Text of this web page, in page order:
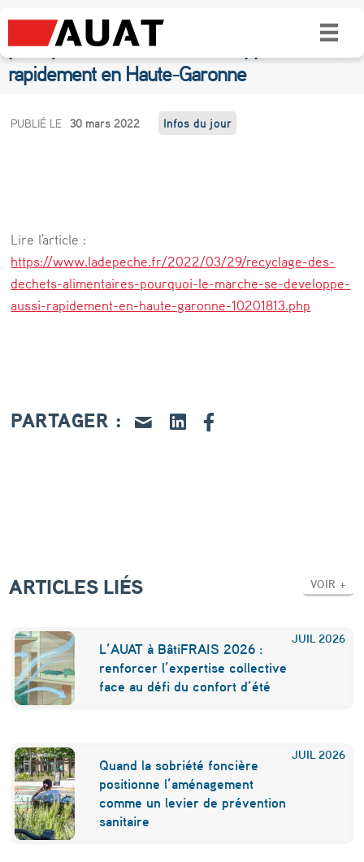
Recyclage des déchets alimentaires :
pourquoi le marché se développe aussi
rapidement en Haute-Garonne
R
c
l
a
g
s
t
a
l
i
e
n
t
a
PUBLIÉ LE 30 mars 2022 Infos du jour
Lire l'article :
https://www.ladepeche.fr/2022/03/29/recyclage-des-
dechets-alimentaires-pourquoi-le-marche-se-developpe-
aussi-rapidement-en-haute-garonne-10201813.php
PARTAGER :
ARTICLES LIÉS VOIR +
JUIL 2026
L’AUAT à BâtiFRAIS 2026 :
renforcer l’expertise collective
face au défi du confort d’été
JUIL 2026
Quand la sobriété foncière
positionne l’aménagement
comme un levier de prévention
sanitaire